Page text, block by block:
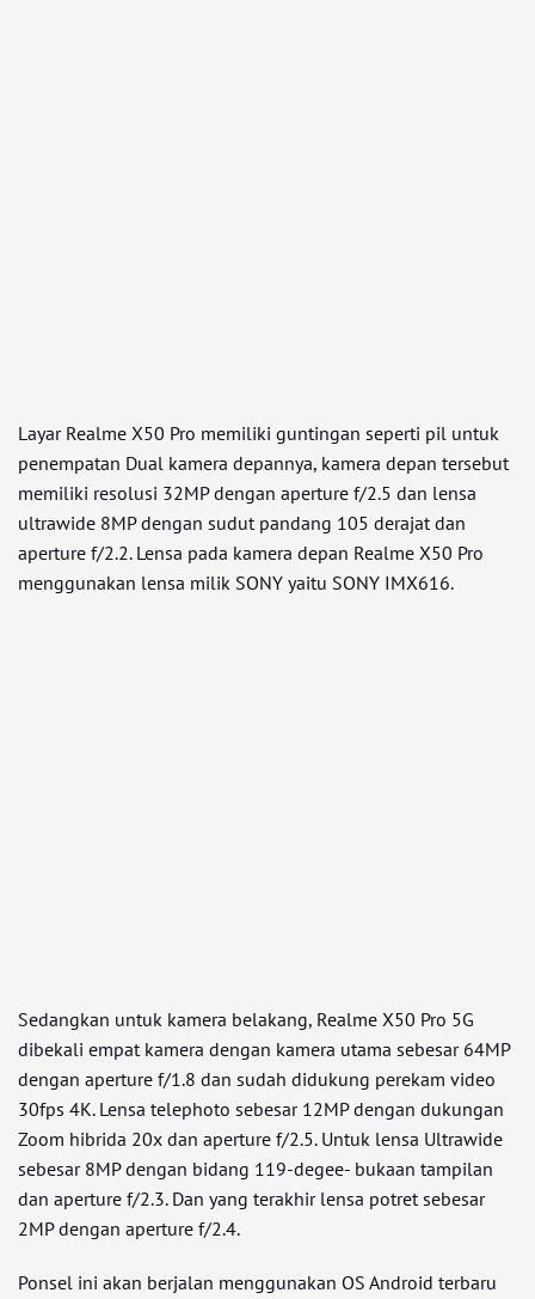
Layar Realme X50 Pro memiliki guntingan seperti pil untuk
penempatan Dual kamera depannya, kamera depan tersebut
memiliki resolusi 32MP dengan aperture f/2.5 dan lensa
ultrawide 8MP dengan sudut pandang 105 derajat dan
aperture f/2.2. Lensa pada kamera depan Realme X50 Pro
menggunakan lensa milik SONY yaitu SONY IMX616.
Sedangkan untuk kamera belakang, Realme X50 Pro 5G
dibekali empat kamera dengan kamera utama sebesar 64MP
dengan aperture f/1.8 dan sudah didukung perekam video
30fps 4K. Lensa telephoto sebesar 12MP dengan dukungan
Zoom hibrida 20x dan aperture f/2.5. Untuk lensa Ultrawide
sebesar 8MP dengan bidang 119-degee- bukaan tampilan
dan aperture f/2.3. Dan yang terakhir lensa potret sebesar
2MP dengan aperture f/2.4.
Ponsel ini akan berjalan menggunakan OS Android terbaru